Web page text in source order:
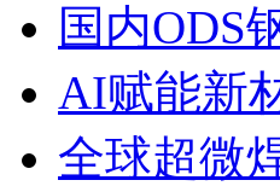
国内ODS
AI赋能新
全球超微